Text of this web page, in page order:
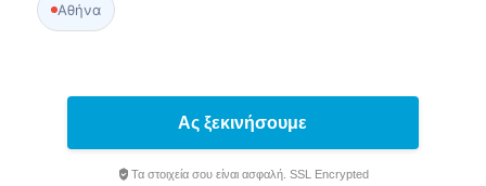
Αθήνα
Ας ξεκινήσουμε
Τα στοιχεία σου είναι ασφαλή. SSL Encrypted